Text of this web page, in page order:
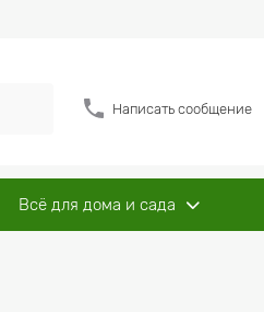
Написать сообщение
Всё для дома и сада